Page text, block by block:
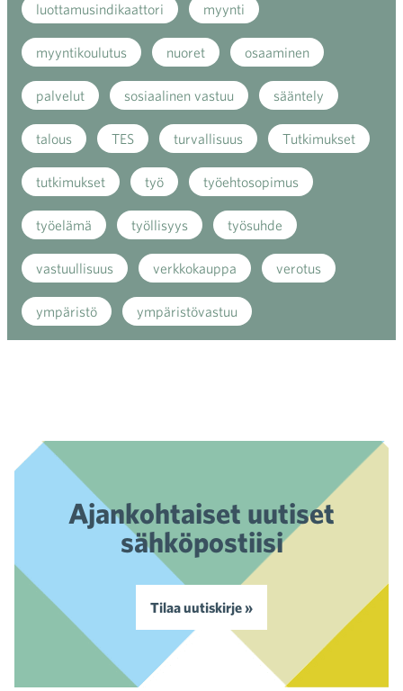
luottamusindikaattori myynti
myyntikoulutus nuoret osaaminen
palvelut sosiaalinen vastuu sääntely
talous TES turvallisuus Tutkimukset
tutkimukset työ työehtosopimus
työelämä työllisyys työsuhde
vastuullisuus verkkokauppa verotus
ympäristö ympäristövastuu
Ajankohtaiset uutiset
sähköpostiisi
Tilaa uutiskirje »